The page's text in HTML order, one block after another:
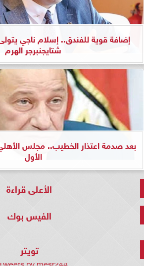
إضافة قوية للفندق.. إسلام ناجي
شتايجنبرجر الهرم
بعد صدمة اعتذار الخطيب.. مجلس
الأول
الأعلى قراءة
الفيس بوك
تويتر
Tweets by mesr244